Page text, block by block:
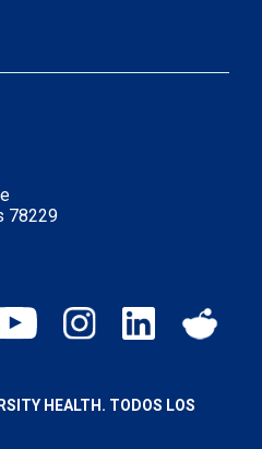
78229
HEALTH. TODOS LOS